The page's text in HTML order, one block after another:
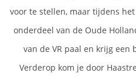
voor te stellen, maar tijdens
onderdeel van de Oude
van de VR paal en krijg een
Verderop kom je door